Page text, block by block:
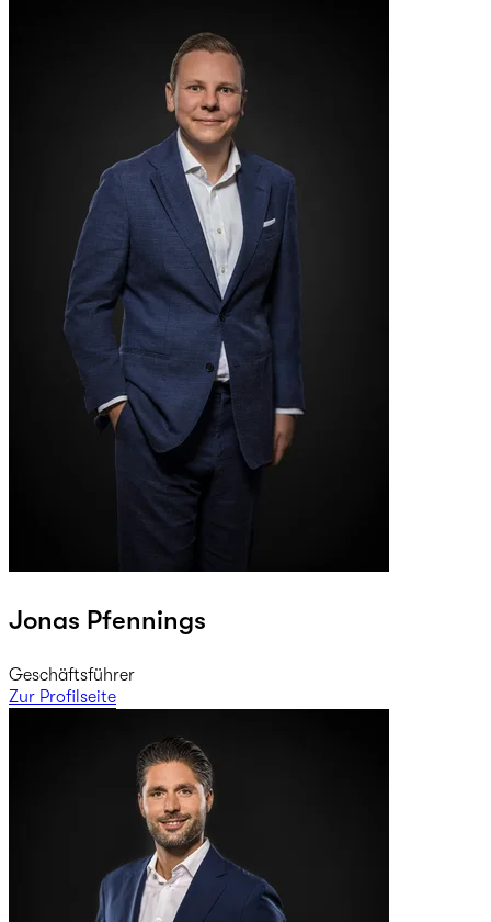
Jonas Pfennings
Geschäftsführer
Zur Profilseite